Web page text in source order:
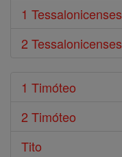
1 Tessalonicenses
2 Tessalonicenses
1 Timóteo
2 Timóteo
Tito